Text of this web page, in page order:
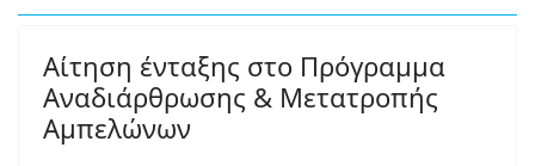
Αίτηση ένταξης στο Πρόγραμμα
Αναδιάρθρωσης & Μετατροπής
Αμπελώνων